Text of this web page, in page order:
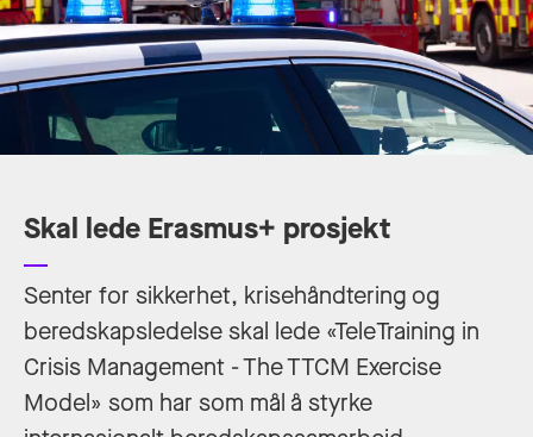
Skal lede Erasmus+ prosjekt
Senter for sikkerhet, krisehåndtering og
beredskapsledelse skal lede «TeleTraining in
Crisis Management - The TTCM Exercise
Model» som har som mål å styrke